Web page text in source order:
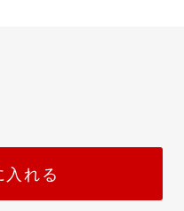
入れる